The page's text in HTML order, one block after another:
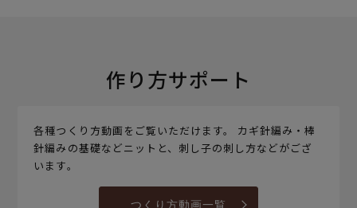
作り方サポート
各種つくり方動画をご覧いただけます。 カギ針編み・棒
針編みの基礎などニットと、刺し子の刺し方などがござ
います。
つくり方動画一覧